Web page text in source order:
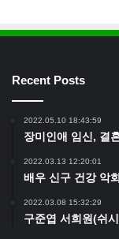
Recent Posts
2022.05.10 18:43:59
장미인애 임신, 결
2022.03.13 12:20:01
배우 신구 건강 악
2022.03.08 15:32:29
구준엽 서희원(쉬